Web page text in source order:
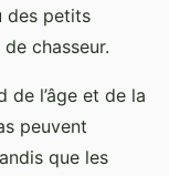
des petits
chasseur.
de l’âge et de la
peuvent
que les